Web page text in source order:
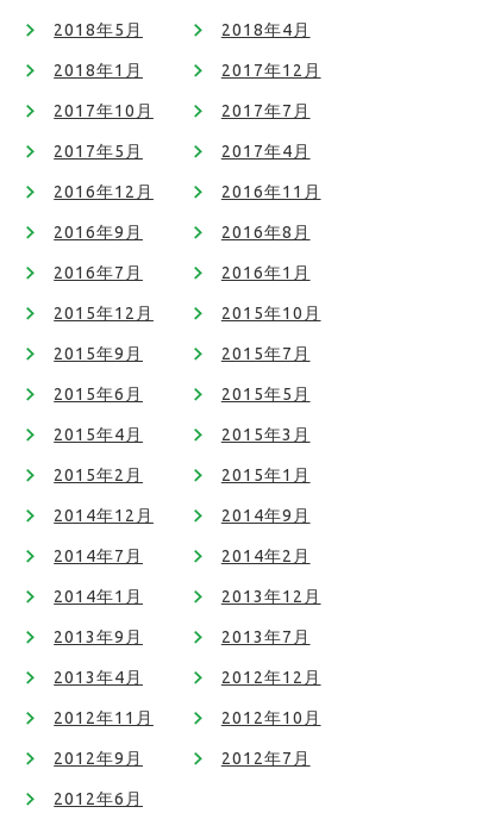
2018年5月 2018年4月
2018年1月 2017年12月
2017年10月 2017年7月
2017年5月 2017年4月
2016年12月 2016年11月
2016年9月 2016年8月
2016年7月 2016年1月
2015年12月 2015年10月
2015年9月 2015年7月
2015年6月 2015年5月
2015年4月 2015年3月
2015年2月 2015年1月
2014年12月 2014年9月
2014年7月 2014年2月
2014年1月 2013年12月
2013年9月 2013年7月
2013年4月 2012年12月
2012年11月 2012年10月
2012年9月 2012年7月
2012年6月